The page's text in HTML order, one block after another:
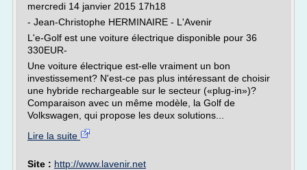
mercredi 14 janvier 2015 17h18
- Jean-Christophe HERMINAIRE - L'Avenir
L'e-Golf est une voiture électrique disponible pour 36
330EUR-
Une voiture électrique est-elle vraiment un bon
investissement? N'est-ce pas plus intéressant de choisir
une hybride rechargeable sur le secteur («plug-in»)?
Comparaison avec un même modèle, la Golf de
Volkswagen, qui propose les deux solutions...
Lire la suite
Site : http://www.lavenir.net